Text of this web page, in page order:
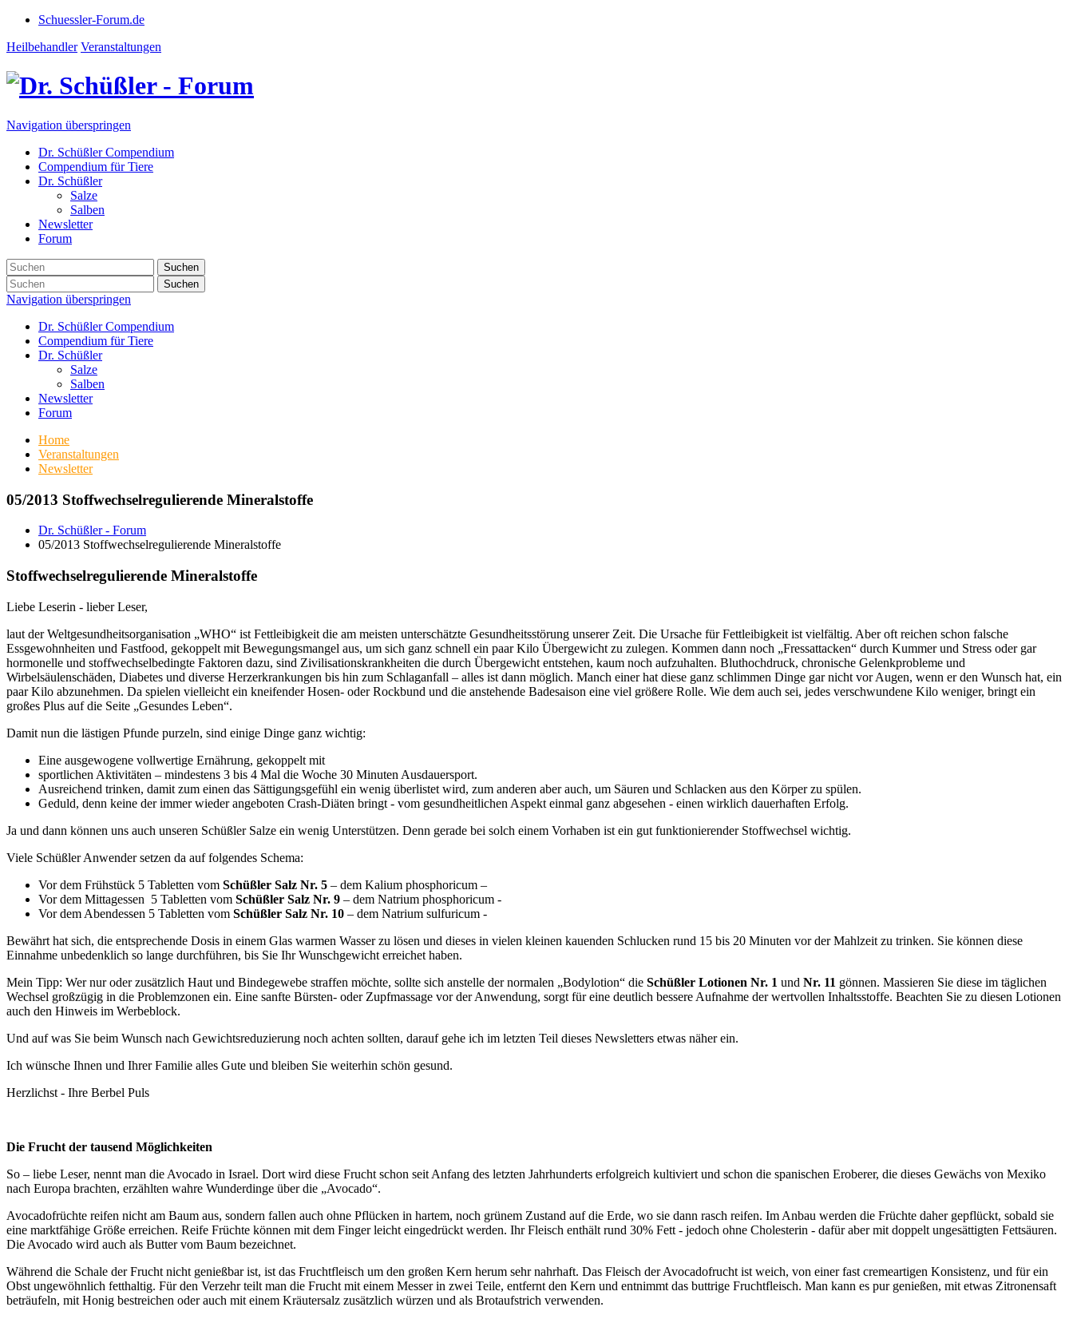
Schuessler-Forum.de
Heilbehandler Veranstaltungen
Navigation überspringen
Dr. Schüßler Compendium
Compendium für Tiere
Dr. Schüßler
Salze
Salben
Newsletter
Forum
Suchen
Suchen
Navigation überspringen
Dr. Schüßler Compendium
Compendium für Tiere
Dr. Schüßler
Salze
Salben
Newsletter
Forum
Home
Veranstaltungen
Newsletter
05/2013 Stoffwechselregulierende Mineralstoffe
Dr. Schüßler - Forum
05/2013 Stoffwechselregulierende Mineralstoffe
Stoffwechselregulierende Mineralstoffe
Liebe Leserin - lieber Leser,
laut der Weltgesundheitsorganisation „WHO“ ist Fettleibigkeit die am meisten unterschätzte Gesundheitsstörung unserer Zeit. Die Ursache für Fettleibigkeit ist vielfältig. Aber oft reichen schon falsche
Essgewohnheiten und Fastfood, gekoppelt mit Bewegungsmangel aus, um sich ganz schnell ein paar Kilo Übergewicht zu zulegen. Kommen dann noch „Fressattacken“ durch Kummer und Stress oder gar
hormonelle und stoffwechselbedingte Faktoren dazu, sind Zivilisationskrankheiten die durch Übergewicht entstehen, kaum noch aufzuhalten. Bluthochdruck, chronische Gelenkprobleme und
Wirbelsäulenschäden, Diabetes und diverse Herzerkrankungen bis hin zum Schlaganfall – alles ist dann möglich. Manch einer hat diese ganz schlimmen Dinge gar nicht vor Augen, wenn er den Wunsch hat, ein
paar Kilo abzunehmen. Da spielen vielleicht ein kneifender Hosen- oder Rockbund und die anstehende Badesaison eine viel größere Rolle. Wie dem auch sei, jedes verschwundene Kilo weniger, bringt ein
großes Plus auf die Seite „Gesundes Leben“.
Damit nun die lästigen Pfunde purzeln, sind einige Dinge ganz wichtig:
Eine ausgewogene vollwertige Ernährung, gekoppelt mit
sportlichen Aktivitäten – mindestens 3 bis 4 Mal die Woche 30 Minuten Ausdauersport.
Ausreichend trinken, damit zum einen das Sättigungsgefühl ein wenig überlistet wird, zum anderen aber auch, um Säuren und Schlacken aus den Körper zu spülen.
Geduld, denn keine der immer wieder angeboten Crash-Diäten bringt - vom gesundheitlichen Aspekt einmal ganz abgesehen - einen wirklich dauerhaften Erfolg.
Ja und dann können uns auch unseren Schüßler Salze ein wenig Unterstützen. Denn gerade bei solch einem Vorhaben ist ein gut funktionierender Stoffwechsel wichtig.
Viele Schüßler Anwender setzen da auf folgendes Schema:
Vor dem Frühstück 5 Tabletten vom Schüßler Salz Nr. 5 – dem Kalium phosphoricum –
Vor dem Mittagessen 5 Tabletten vom Schüßler Salz Nr. 9 – dem Natrium phosphoricum -
Vor dem Abendessen 5 Tabletten vom Schüßler Salz Nr. 10 – dem Natrium sulfuricum -
Bewährt hat sich, die entsprechende Dosis in einem Glas warmen Wasser zu lösen und dieses in vielen kleinen kauenden Schlucken rund 15 bis 20 Minuten vor der Mahlzeit zu trinken. Sie können diese
Einnahme unbedenklich so lange durchführen, bis Sie Ihr Wunschgewicht erreichet haben.
Mein Tipp: Wer nur oder zusätzlich Haut und Bindegewebe straffen möchte, sollte sich anstelle der normalen „Bodylotion“ die Schüßler Lotionen Nr. 1 und Nr. 11 gönnen. Massieren Sie diese im täglichen
Wechsel großzügig in die Problemzonen ein. Eine sanfte Bürsten- oder Zupfmassage vor der Anwendung, sorgt für eine deutlich bessere Aufnahme der wertvollen Inhaltsstoffe. Beachten Sie zu diesen Lotionen
auch den Hinweis im Werbeblock.
Und auf was Sie beim Wunsch nach Gewichtsreduzierung noch achten sollten, darauf gehe ich im letzten Teil dieses Newsletters etwas näher ein.
Ich wünsche Ihnen und Ihrer Familie alles Gute und bleiben Sie weiterhin schön gesund.
Herzlichst - Ihre Berbel Puls
Die Frucht der tausend Möglichkeiten
So – liebe Leser, nennt man die Avocado in Israel. Dort wird diese Frucht schon seit Anfang des letzten Jahrhunderts erfolgreich kultiviert und schon die spanischen Eroberer, die dieses Gewächs von Mexiko
nach Europa brachten, erzählten wahre Wunderdinge über die „Avocado“.
Avocadofrüchte reifen nicht am Baum aus, sondern fallen auch ohne Pflücken in hartem, noch grünem Zustand auf die Erde, wo sie dann rasch reifen. Im Anbau werden die Früchte daher gepflückt, sobald sie
eine marktfähige Größe erreichen. Reife Früchte können mit dem Finger leicht eingedrückt werden. Ihr Fleisch enthält rund 30% Fett - jedoch ohne Cholesterin - dafür aber mit doppelt ungesättigten Fettsäuren.
Die Avocado wird auch als Butter vom Baum bezeichnet.
Während die Schale der Frucht nicht genießbar ist, ist das Fruchtfleisch um den großen Kern herum sehr nahrhaft. Das Fleisch der Avocadofrucht ist weich, von einer fast cremeartigen Konsistenz, und für ein
Obst ungewöhnlich fetthaltig. Für den Verzehr teilt man die Frucht mit einem Messer in zwei Teile, entfernt den Kern und entnimmt das buttrige Fruchtfleisch. Man kann es pur genießen, mit etwas Zitronensaft
beträufeln, mit Honig bestreichen oder auch mit einem Kräutersalz zusätzlich würzen und als Brotaufstrich verwenden.